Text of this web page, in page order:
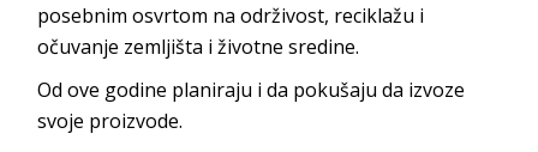
posebnim osvrtom na održivost, reciklažu i
očuvanje zemljišta i životne sredine.
Od ove godine planiraju i da pokušaju da izvoze
svoje proizvode.